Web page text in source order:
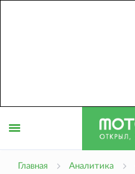
Главная Аналитика